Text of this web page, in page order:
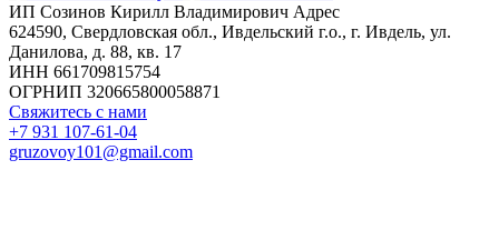
ИП Созинов Кирилл Владимирович Адрес
624590, Свердловская обл., Ивдельский г.о., г. Ивдель, ул.
Данилова, д. 88, кв. 17
ИНН 661709815754
ОГРНИП 320665800058871
Свяжитесь с нами
+7 931 107-61-04
gruzovoy101@gmail.com